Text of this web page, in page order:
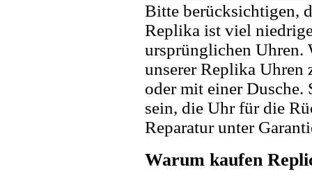
Bitte berücksichtigen,
Replika ist viel
ursprünglichen Uhren.
unserer Replika Uhren
oder mit einer
sein, die Uhr für die
Reparatur unter
Warum kaufen